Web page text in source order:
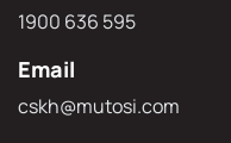
1900 636 595
Email
cskh@mutosi.com